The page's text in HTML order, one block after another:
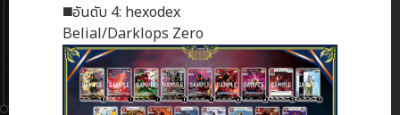
◼️อันดับ 4: hexodex
Belial/Darklops Zero